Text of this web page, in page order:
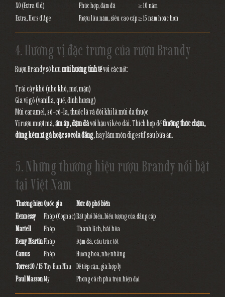
XO (Extra Old)
Phức hợp, đậm đà
≥ 10 năm
Extra, Hors d’Age
Rượu lâu năm, siêu cao cấp≥ 15 năm hoặc hơn
4. Hương vị đặc trưng của rượu Brandy
Rượu Brandy sở hữumùi hương tinh tếvới các nốt:
Trái cây khô (nho khô, mơ, mận)
Gia vị gỗ (vanilla, quế, đinh hương)
Mùi caramel, sô-cô-la, thuốc lá và đôi khi là mùi da thuộc
Vị rượu mượt mà,ấm áp, đậm đàvới hậu vị kéo dài. Thích hợp đểthưởng thức chậm,
dùng kèm xì gà hoặc socola đắng, hay làm món digestif sau bữa ăn.
5. Những thương hiệu rượu Brandy nổi bật
tại Việt Nam
Thương hiệuQuốc gia
Mức độ phổ biến
Hennessy
Pháp (Cognac)Rất phổ biến, biểu tượng của đẳng cấp
Martell
Pháp
Thanh lịch, hài hòa
Remy MartinPháp
Đậm đà, cấu trúc tốt
Camus
Pháp
Hương hoa, nhẹ nhàng
Torres 10 / 15Tây Ban Nha Dễ tiếp cận, giá hợp lý
Paul MassonMỹ Phong cách pha trộn hiện đại